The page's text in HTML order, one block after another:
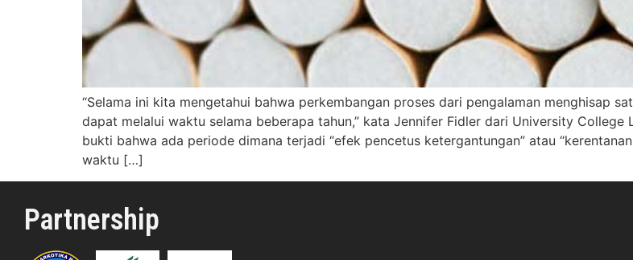
“Selama ini kita mengetahui bahwa perkembangan proses dari pengalaman menghisap
dapat melalui waktu selama beberapa tahun,” kata Jennifer Fidler dari University College
bukti bahwa ada periode dimana terjadi “efek pencetus ketergantungan” atau
waktu […]
Partnership